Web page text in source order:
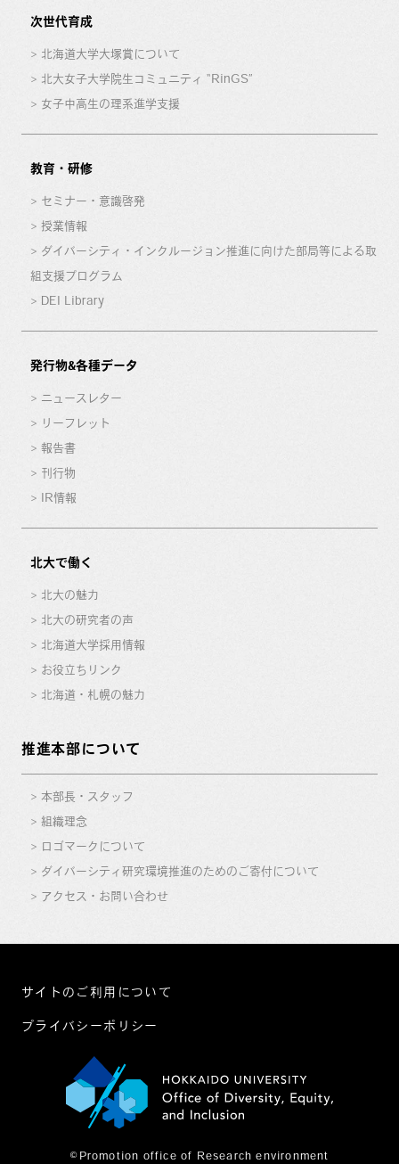
次世代育成
北海道大学大塚賞について
北大女子大学院生コミュニティ “RinGS”
女子中高生の理系進学支援
教育・研修
セミナー・意識啓発
授業情報
ダイバーシティ・インクルージョン推進に向けた部局等による取
組支援プログラム
DEI Library
発行物&各種データ
ニュースレター
リーフレット
報告書
刊行物
IR情報
北大で働く
北大の魅力
北大の研究者の声
北海道大学採用情報
お役立ちリンク
北海道・札幌の魅力
推進本部について
本部長・スタッフ
組織理念
ロゴマークについて
ダイバーシティ研究環境推進のためのご寄付について
アクセス・お問い合わせ
サイトのご利用について
プライバシーポリシー
©Promotion office of Research environment